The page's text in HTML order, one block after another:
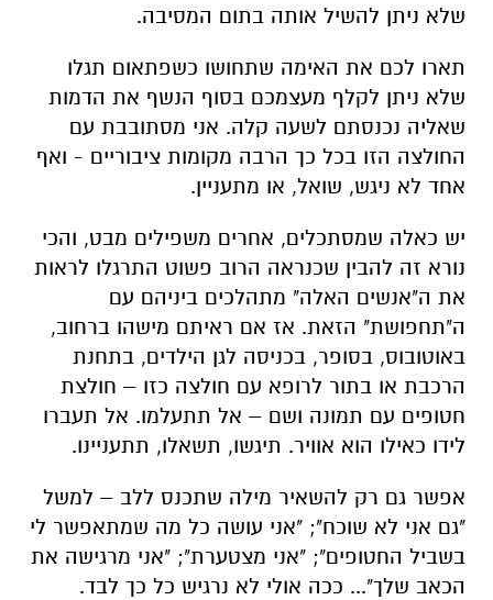
שלא ניתן להשיל אותה בתום המסיבה.
תארו לכם את האימה שתחושו כשפתאום תגלו
שלא ניתן לקלף מעצמכם בסוף הנשף את הדמות
שאליה נכנסתם לשעה קלה. אני מסתובבת עם
החולצה הזו בכל כך הרבה מקומות ציבוריים - ואף
אחד לא ניגש, שואל, או מתעניין.
יש כאלה שמסתכלים, אחרים משפילים מבט, והכי
נורא זה להבין שכנראה הרוב פשוט התרגלו לראות
את ה"אנשים האלה" מתהלכים ביניהם עם
ה"תחפושת" הזאת. אז אם ראיתם מישהו ברחוב,
באוטובוס, בסופר, בכניסה לגן הילדים, בתחנת
הרכבת או בתור לרופא עם חולצה כזו – חולצת
חטופים עם תמונה ושם – אל תתעלמו. אל תעברו
לידו כאילו הוא אוויר. תיגשו, תשאלו, תתעניינו.
אפשר גם רק להשאיר מילה שתכנס ללב – למשל
"גם אני לא שוכח"; "אני עושה כל מה שמתאפשר לי
בשביל החטופים"; "אני מצטערת"; "אני מרגישה את
הכאב שלך"... ככה אולי לא נרגיש כל כך לבד.